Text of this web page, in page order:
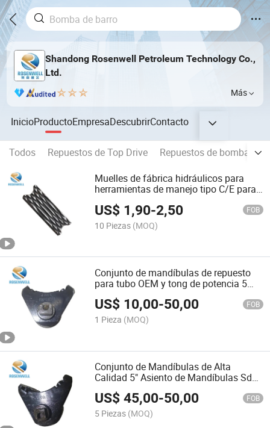
Shandong Rosenwell Petroleum Technology Co.,
Ltd.
Más
InicioProductoEmpresaDescubrirContacto
Todos Repuestos de Top Drive
Repuestos de bomba de
Muelles de fábrica hidráulicos para
herramientas de manejo tipo C/E para
6#16401-6#16402-1#2177#2166
US$ 1,90-2,50 FOB
10 Piezas (MOQ)
Conjunto de mandíbulas de repuesto
para tubo OEM y tong de potencia 5
1/2" para slips de perforación y
matrices de tong de potencia
Inserts#Zq203-052#Zq203-
064#Zq203-065-1#01.06-07
US$ 10,00-50,00 FOB
1 Pieza (MOQ)
Conjunto de Mandíbulas de Alta
Calidad 5" Asiento de Mandíbulas Sdxl
para Inserciones de Dies de Poder para
Manejo Tools#Zq203-065-1#Zq203-
066-1#Zq203-067-1#Zq203-068-
1#Zq203-052
US$45,00-50,00 FOB
5 Piezas (MOQ)